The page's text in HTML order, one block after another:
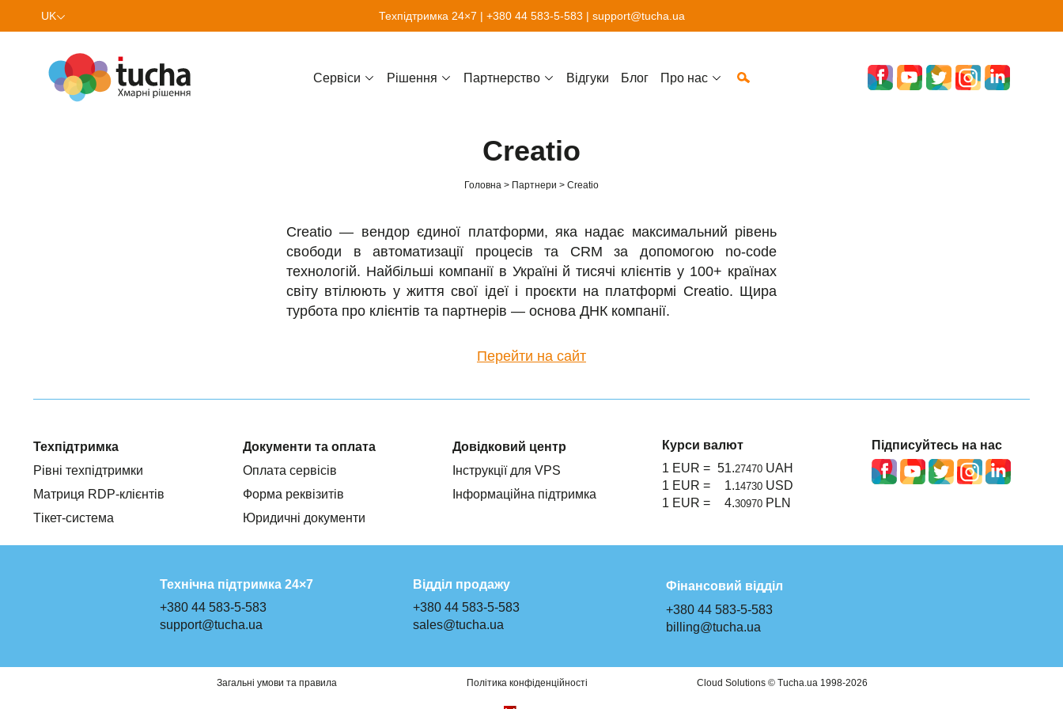
UK Техпідтримка 24×7 | +380 44 583-5-583 | support@tucha.ua
Cервіси Рішення Партнерство Відгуки Блог Про нас
Creatio
Головна Партнери Creatio
Creatio — вендор єдиної платформи, яка надає максимальний рівень
свободи в автоматизації процесів та CRM за допомогою no-code
технологій. Найбільші компанії в Україні й тисячі клієнтів у 100+ країнах
світу втілюють у життя свої ідеї і проєкти на платформі Creatio. Щира
турбота про клієнтів та партнерів — основа ДНК компанії.
Перейти на сайт
Техпідтримка
Рівні техпідтримки
Матриця RDP-клієнтів
Тікет-система
Документи та оплата
Оплата сервісів
Форма реквізитів
Юридичні документи
Довідковий центр
Інструкції для VPS
Інформаційна підтримка
Курси валют
1 EUR = 51.27470 UAH
1 EUR =
1.14730 USD
1 EUR =
4.30970 PLN
Підписуйтесь на нас
Технічна підтримка 24×7
+380 44 583-5-583
support@tucha.ua
Відділ продажу
+380 44 583-5-583
sales@tucha.ua
Фінансовий відділ
+380 44 583-5-583
billing@tucha.ua
Загальні умови та правила Політика конфіденційності Cloud Solutions © Tucha.ua 1998-2026